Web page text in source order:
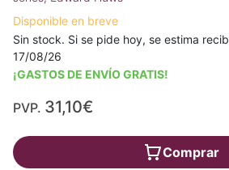
Disponible en breve
Sin stock. Si se pide hoy, se estima
17/08/26
¡GASTOS DE ENVÍO GRATIS!
PVP. 31,10€
Comprar